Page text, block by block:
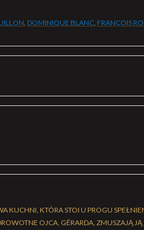
, DOMINIQUE BLANC, FRANÇOIS
KUCHNI, KTÓRA STOI U PROGU
OJCA, GÉRARDA, ZMUSZAJĄ